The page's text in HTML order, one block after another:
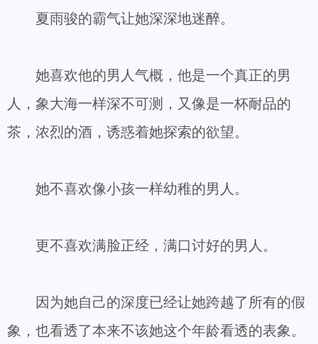
夏雨骏的霸气让她深深地迷醉。
她喜欢他的男人气概，他是一个真正的男
人，象大海一样深不可测，又像是一杯耐品的
茶，浓烈的酒，诱惑着她探索的欲望。
她不喜欢像小孩一样幼稚的男人。
更不喜欢满脸正经，满口讨好的男人。
因为她自己的深度已经让她跨越了所有的假
象，也看透了本来不该她这个年龄看透的表象。